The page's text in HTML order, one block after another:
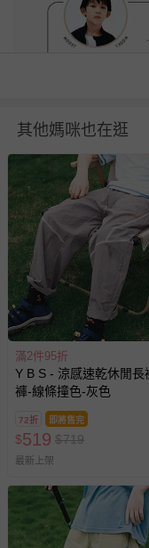
＊本商品銷往多個國
現，敬請理解。如對
退換貨須知
您所購買的商品享
並非試用期，您所
包含完整包裝、
如需退換貨，請
瑕疵退換貨所產生
退貨，您可至『查
並點選『我要退貨
至媽咪愛LINE@客
與服務，謝謝。
其他媽咪也在逛
滿2件95折
Y B S - 涼感速乾休閒長
褲-線條撞色-灰色
72折 即將售完
$519 $719
最新上架